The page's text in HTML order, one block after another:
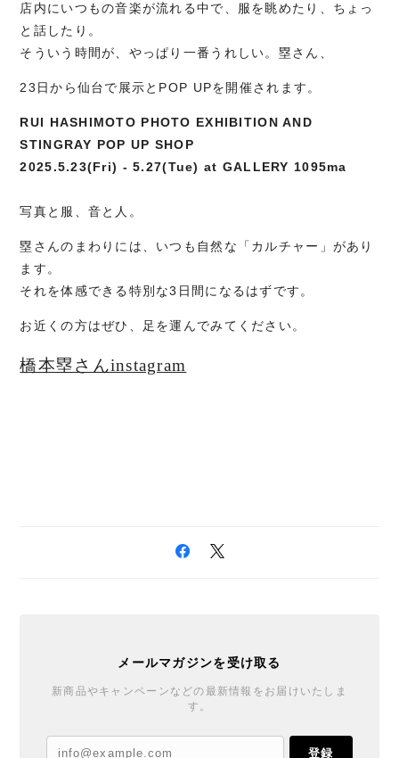
店内にいつもの音楽が流れる中で、服を眺めたり、ちょっ
と話したり。
そういう時間が、やっぱり一番うれしい。塁さん、
23日から仙台で展示とPOP UPを開催されます。
RUI HASHIMOTO PHOTO EXHIBITION AND
STINGRAY POP UP SHOP
2025.5.23(Fri) - 5.27(Tue) at GALLERY 1095ma
写真と服、音と人。
塁さんのまわりには、いつも自然な「カルチャー」があり
ます。
それを体感できる特別な3日間になるはずです。
お近くの方はぜひ、足を運んでみてください。
橋本塁さんinstagram
メールマガジンを受け取る
新商品やキャンペーンなどの最新情報をお届けいたしま
す。
登録